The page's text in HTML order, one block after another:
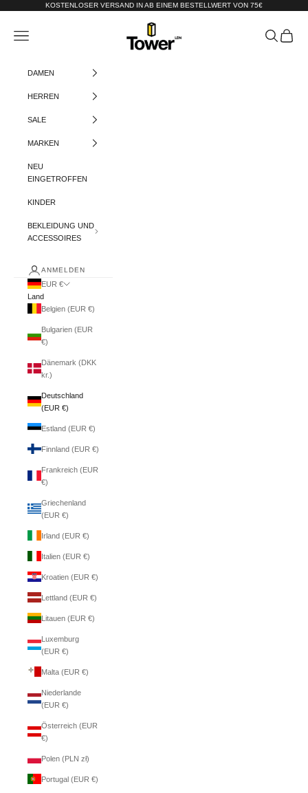
Zum Inhalt springenKOSTENLOSER VERSAND IN AB EINEM BESTELLWERT VON 75€
Tower-London.De
Menü Suchen
DAMEN
HERREN
SALE
MARKEN
NEU
EINGETROFFEN
KINDER
BEKLEIDUNG UND
ACCESSOIRES
ANMELDEN
EUR €
Land
Belgien (EUR €)
Bulgarien (EUR
€)
Dänemark (DKK
kr.)
Deutschland
(EUR €)
Estland (EUR €)
Finnland (EUR €)
Frankreich (EUR
€)
Griechenland
(EUR €)
Irland (EUR €)
Italien (EUR €)
Kroatien (EUR €)
Lettland (EUR €)
Litauen (EUR €)
Luxemburg
(EUR €)
Malta (EUR €)
Niederlande
(EUR €)
Österreich (EUR
€)
Polen (PLN zł)
Portugal (EUR €)